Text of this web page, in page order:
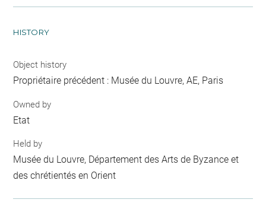
HISTORY
Object history
Propriétaire précédent : Musée du Louvre, AE, Paris
Owned by
Etat
Held by
Musée du Louvre, Département des Arts de Byzance et
des chrétientés en Orient